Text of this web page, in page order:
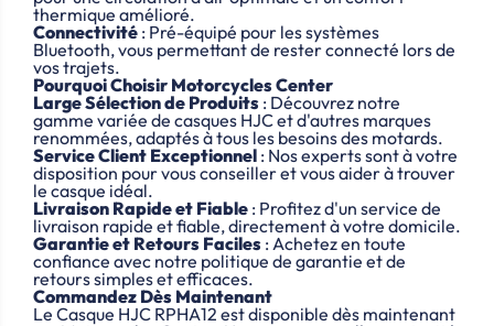
thermique amélioré.
Connectivité : Pré-équipé pour les systèmes
Bluetooth, vous permettant de rester connecté lors de
vos trajets.
Pourquoi Choisir Motorcycles Center
Large Sélection de Produits : Découvrez notre
gamme variée de casques HJC et d'autres marques
renommées, adaptés à tous les besoins des motards.
Service Client Exceptionnel : Nos experts sont à votre
disposition pour vous conseiller et vous aider à trouver
le casque idéal.
Livraison Rapide et Fiable : Profitez d'un service de
livraison rapide et fiable, directement à votre domicile.
Garantie et Retours Faciles : Achetez en toute
confiance avec notre politique de garantie et de
retours simples et efficaces.
Commandez Dès Maintenant
Le Casque HJC RPHA12 est disponible dès maintenant